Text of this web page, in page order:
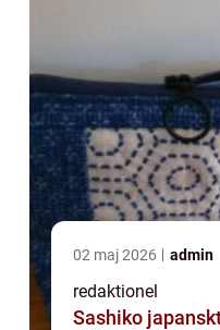
02 maj 2026 admin
redaktionel
Sashiko japanskt broderi med rytm,